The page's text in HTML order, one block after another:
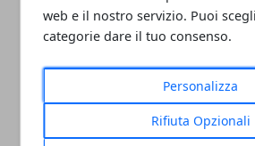
web e il nostro servizio. Puoi
categorie dare il tuo consenso.
Personalizza
Rifiuta Opzionali